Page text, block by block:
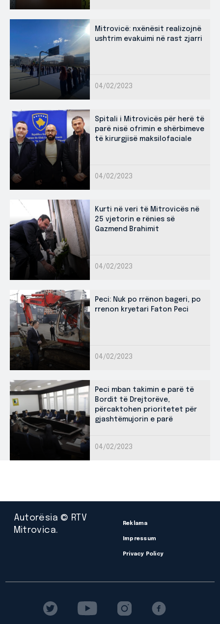
Mitrovicë: nxënësit realizojnë
ushtrim evakuimi në rast zjarri
04/02/2023
Spitali i Mitrovicës për herë të
parë nisë ofrimin e shërbimeve
të kirurgjisë maksilofaciale
04/02/2023
Kurti në veri të Mitrovicës në
25 vjetorin e rënies së
Gazmend Brahimit
04/02/2023
Peci: Nuk po rrënon bageri, po
rrenon kryetari Faton Peci
04/02/2023
Peci mban takimin e parë të
Bordit të Drejtorëve,
përcaktohen prioritetet për
gjashtëmujorin e parë
04/02/2023
Autorësia © RTV
Mitrovica.
Reklama
Impressum
Privacy Policy